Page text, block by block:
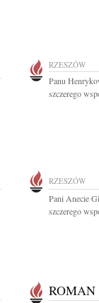
RZESZÓW
Panu
szczerego
RZESZÓW
Pani Anecie
szczerego